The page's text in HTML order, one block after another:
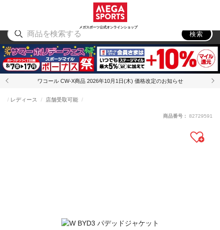
メガスポーツ公式オンラインショップ
アウトドア
検索
ワコール CW-X商品 2026年10月1日(木) 価格改定のお知らせ
レディース 店舗受取可能
商品番号： 82729591